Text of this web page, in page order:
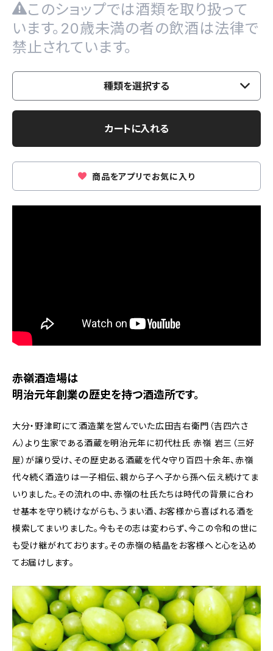
このショップでは酒類を取り扱って
います。20歳未満の者の飲酒は法律で
禁止されています。
種類を選択する
カートに入れる
商品をアプリでお気に入り
赤嶺酒造場は
明治元年創業の歴史を持つ酒造所です。
大分・野津町にて酒造業を営んでいた広田吉右衛門（吉四六さ
ん）より生家である酒蔵を明治元年に初代杜氏 赤嶺 岩三（三好
屋）が譲り受け、その歴史ある酒蔵を代々守り百四十余年、赤嶺
代々続く酒造りは一子相伝、親から子へ子から孫へ伝え続けてま
いりました。その流れの中、赤嶺の杜氏たちは時代の背景に合わ
せ基本を守り続けながらも、うまい酒、お客様から喜ばれる酒を
模索してまいりました。今もその志は変わらず、今この令和の世に
も受け継がれております。その赤嶺の結晶をお客様へと心を込め
てお届けします。